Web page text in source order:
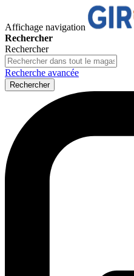
Affichage navigation
Rechercher
Rechercher
Recherche avancée
Rechercher